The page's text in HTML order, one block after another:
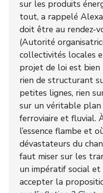
sur les produits
tout, a rappelé
doit être au rendez-
(Autorité
collectivités locales
projet de loi est bien
rien de structurant
petites lignes, rien
sur un véritable
ferroviaire et fluvial.
l’essence flambe et
dévastateurs du
faut miser sur les
un impératif social et
accepter la